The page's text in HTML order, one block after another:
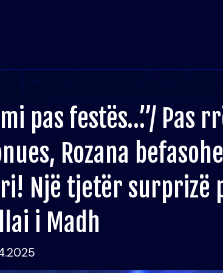
pas festës…”/ Pas
Rozana
Një tjetër surprizë
i Madh